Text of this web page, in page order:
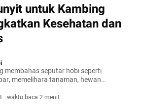
untuk Kambing
Kesehatan dan
membahas seputar hobi seperti
memelihara tanaman, hewan
· waktu baca 2 menit